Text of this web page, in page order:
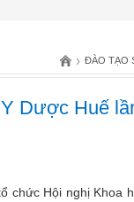
› ĐÀO TẠO
Dược Huế
chức Hội nghị Khoa